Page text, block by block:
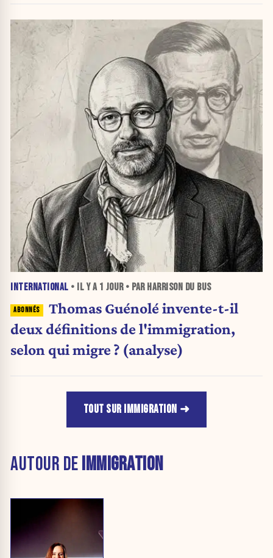
INTERNATIONAL • IL Y A 1 JOUR• PAR HARRISON DU BUS
Thomas Guénolé invente-t-il
deux définitions de l'immigration,
selon qui migre ? (analyse)
TOUT SUR IMMIGRATION
AUTOUR DEIMMIGRATION